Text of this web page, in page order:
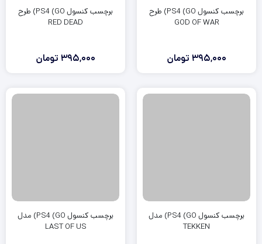
برچسب کنسول PS4 (GO) طرح
GOD OF WAR
395,000 تومان
برچسب کنسول PS4 (GO) طرح
RED DEAD
395,000 تومان
برچسب کنسول PS4 (GO) مدل
TEKKEN
برچسب کنسول PS4 (GO) مدل
LAST OF US